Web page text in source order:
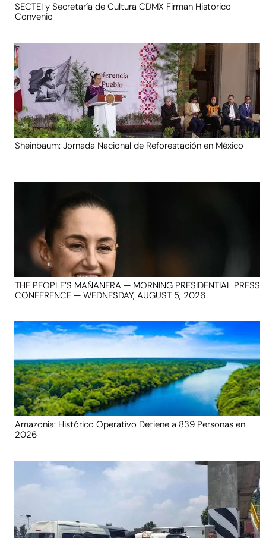
SECTEI y Secretaría de Cultura CDMX Firman Histórico
Convenio
Sheinbaum: Jornada Nacional de Reforestación en México
THE PEOPLE’S MAÑANERA — MORNING PRESIDENTIAL PRESS
CONFERENCE — WEDNESDAY, AUGUST 5, 2026
Amazonía: Histórico Operativo Detiene a 839 Personas en
2026